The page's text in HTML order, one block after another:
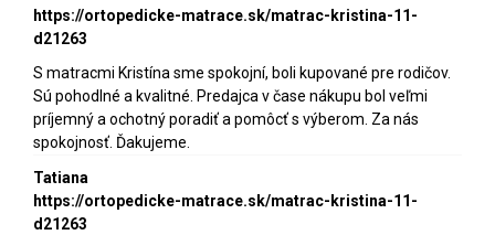
https://ortopedicke-matrace.sk/matrac-kristina-11-
d21263
S matracmi Kristína sme spokojní, boli kupované pre rodičov.
Sú pohodlné a kvalitné. Predajca v čase nákupu bol veľmi
príjemný a ochotný poradiť a pomôcť s výberom. Za nás
spokojnosť. Ďakujeme.
Tatiana
https://ortopedicke-matrace.sk/matrac-kristina-11-
d21263